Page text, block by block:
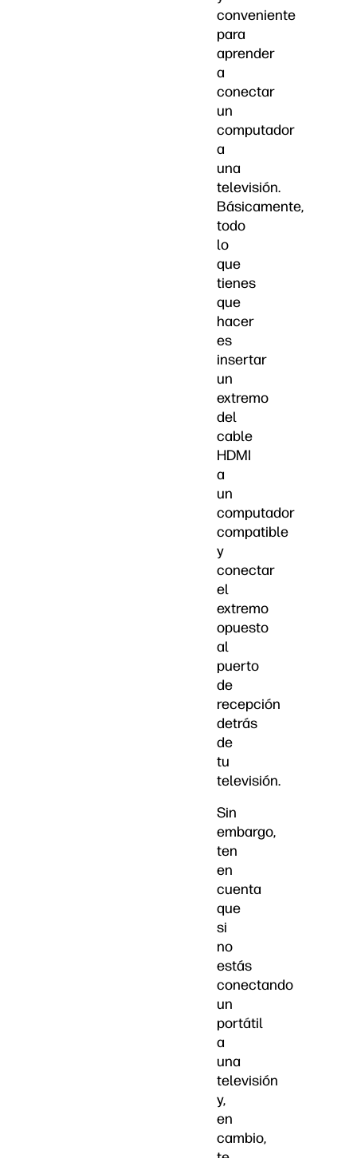
conveniente
para
aprender
a
conectar
un
computador
a
una
televisión.
Básicamente,
todo
lo
que
tienes
que
hacer
es
insertar
un
extremo
del
cable
HDMI
a
un
computador
compatible
y
conectar
el
extremo
opuesto
al
puerto
de
recepción
detrás
de
tu
televisión.
Sin
embargo,
ten
en
cuenta
que
si
no
estás
conectando
un
portátil
a
una
televisión
y,
en
cambio,